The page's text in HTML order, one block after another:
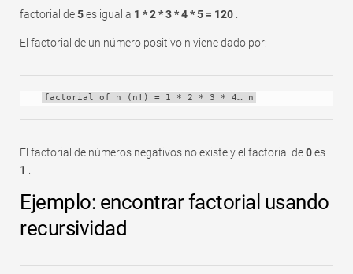
factorial de5es igual a 1 * 2 * 3 * 4 * 5 = 120
El factorial de un número positivo n viene dado por:
factorial of n (n!) = 1 * 2 * 3 * 4… n
El factorial de números negativos no existe y el factorial de0es
1
Ejemplo: encontrar factorial usando
recursividad